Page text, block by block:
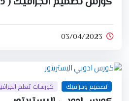
03/04/2023
تصميم وجرافيك كورسات تعلم